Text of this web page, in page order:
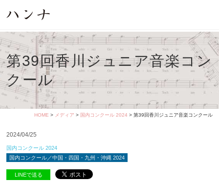
第39回香川ジュニア音楽コン
クール
HOME > メディア > 国内コンクール 2024 > 第39回香川ジュニア音楽コンクール
2024/04/25
国内コンクール 2024
国内コンクール／中国・四国・九州・沖縄 2024
LINEで送る